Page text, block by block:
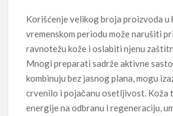
Korišćenje velikog broja proizvoda u
vremenskom periodu može narušiti
ravnotežu kože i oslabiti njenu
Mnogi preparati sadrže aktivne
kombinuju bez jasnog plana, mogu
crvenilo i pojačanu osetljivost. Koža
energije na odbranu i regeneraciju,